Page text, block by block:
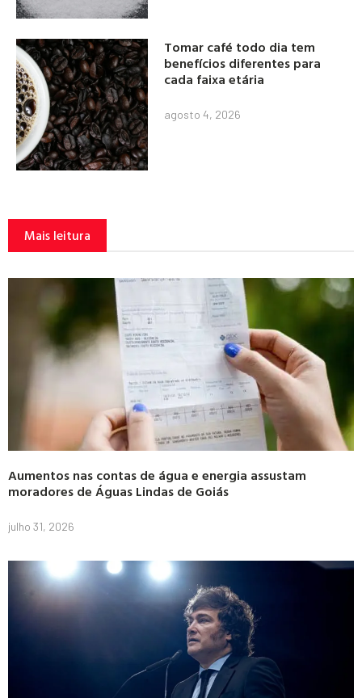
Tomar café todo dia tem
benefícios diferentes para
cada faixa etária
agosto 4, 2026
Mais leitura
Aumentos nas contas de água e energia assustam
moradores de Águas Lindas de Goiás
julho 31, 2026